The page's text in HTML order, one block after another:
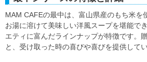
MAM CAFEの最中は、富山県産のもち米を
お湯に溶けて美味しい洋風スープを堪能で
エティに富んだラインナップが特徴です。
と、受け取った時の喜びや喜びを提供してい